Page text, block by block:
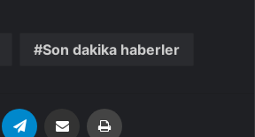
Son dakika haberler
WhatsApp Email'den paylaş